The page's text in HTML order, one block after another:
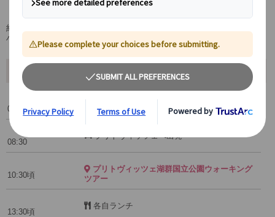
専門ガイド付き
約192㎢もの広大な国立公園内を、知識豊富なプリトヴィッツェ専門の
ハイキングガイドが見どころを効率よく、安全に案内します。
ツアー行程
08:25
ザグレブ市内ご宿泊ホテルロビーにてご集合
08:30
プリトヴィッツェへ出発
10:30頃
プリトヴィッツェ湖群国立公園ウォーキング
ツアー
13:30頃
各自ランチ